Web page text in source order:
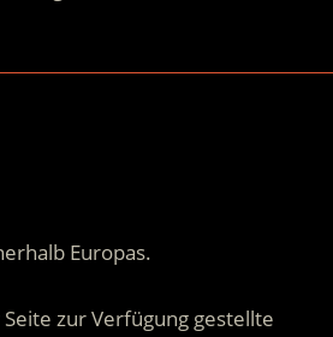
Europas.
zur Verfügung gestellte